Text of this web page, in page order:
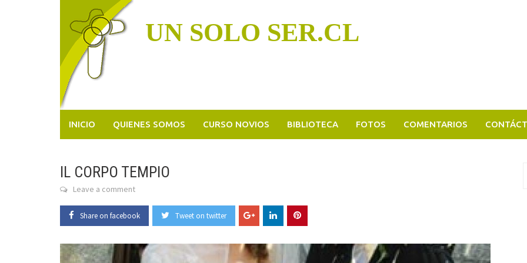
UN SOLO SER.CL
INICIO QUIENES SOMOS CURSO NOVIOS BIBLIOTECA FOTOS COMENTARIOS
IL CORPO TEMPIO
Leave a comment
Share on facebook Tweet on twitter